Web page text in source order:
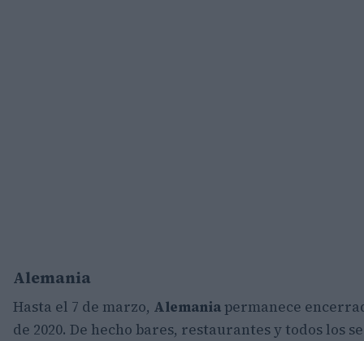
Alemania
Hasta el 7 de marzo, Alemaniapermanece
de 2020. De hecho bares, restaurantes y todos los